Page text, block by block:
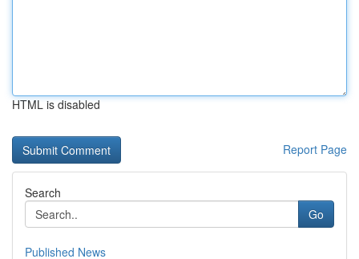
HTML is disabled
Report Page
Search
Go
Published News